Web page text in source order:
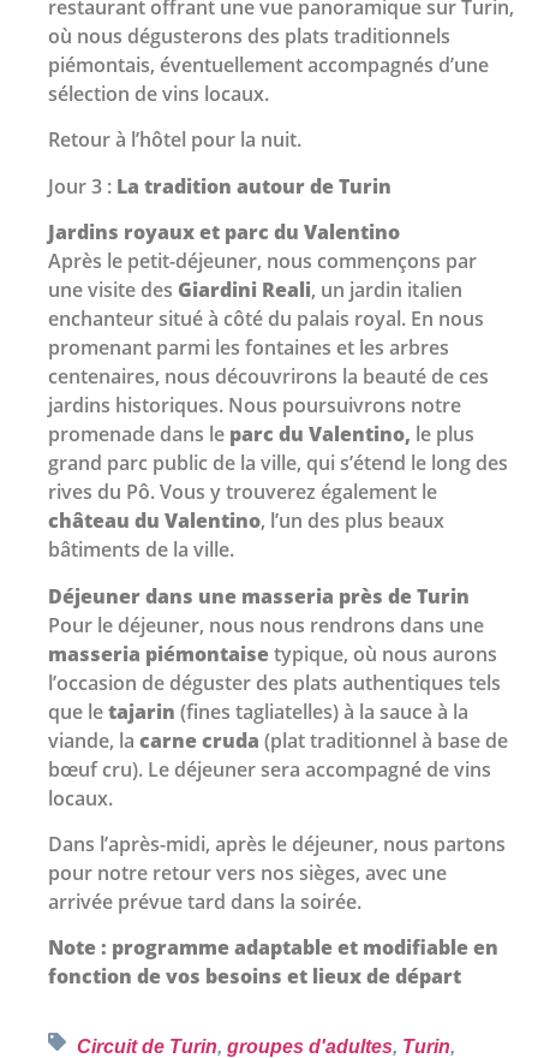
restaurant offrant une vue panoramique sur Turin,
où nous dégusterons des plats traditionnels
piémontais, éventuellement accompagnés d’une
sélection de vins locaux.
Retour à l’hôtel pour la nuit.
Jour 3 : La tradition autour de Turin
Jardins royaux et parc du Valentino
Après le petit-déjeuner, nous commençons par
une visite des Giardini Reali, un jardin italien
enchanteur situé à côté du palais royal. En nous
promenant parmi les fontaines et les arbres
centenaires, nous découvrirons la beauté de ces
jardins historiques. Nous poursuivrons notre
promenade dans le parc du Valentino, le plus
grand parc public de la ville, qui s’étend le long des
rives du Pô. Vous y trouverez également le
château du Valentino, l’un des plus beaux
bâtiments de la ville.
Déjeuner dans une masseria près de Turin
Pour le déjeuner, nous nous rendrons dans une
masseria piémontaisetypique, où nous aurons
l’occasion de déguster des plats authentiques tels
que letajarin (fines tagliatelles) à la sauce à la
viande, la carne cruda (plat traditionnel à base de
bœuf cru). Le déjeuner sera accompagné de vins
locaux.
Dans l’après-midi, après le déjeuner, nous partons
pour notre retour vers nos sièges, avec une
arrivée prévue tard dans la soirée.
Note : programme adaptable et modifiable en
fonction de vos besoins et lieux de départ
Circuit de Turin, groupes d'adultes, Turin,